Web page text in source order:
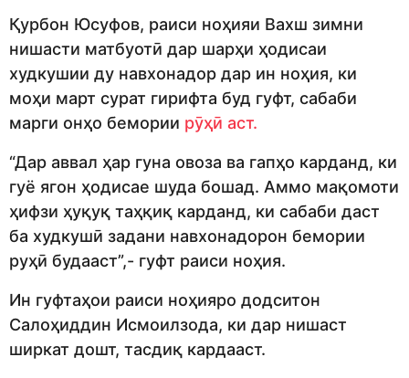
Қурбон Юсуфов, раиси ноҳияи Вахш зимни
нишасти матбуотӣ дар шарҳи ҳодисаи
худкушии ду навхонадор дар ин ноҳия, ки
моҳи март сурат гирифта буд гуфт, сабаби
марги онҳо бемории рӯҳӣ аст.
“Дар аввал ҳар гуна овоза ва гапҳо карданд, ки
гуё ягон ҳодисае шуда бошад. Аммо мақомоти
ҳифзи ҳуқуқ таҳқиқ карданд, ки сабаби даст
ба худкушӣ задани навхонадорон бемории
руҳӣ будааст”,- гуфт раиси ноҳия.
Ин гуфтаҳои раиси ноҳияро додситон
Салоҳиддин Исмоилзода, ки дар нишаст
ширкат дошт, тасдиқ кардааст.